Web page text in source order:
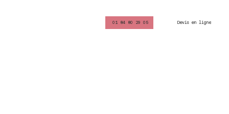
01 84 80 29 05 Devis en ligne